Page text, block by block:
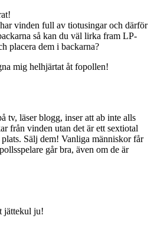
vinden full av tiotusingar och därför
så kan du väl lirka fram LP-
placera dem i backarna?
mig helhjärtat åt fopollen!
tv, läser blogg, inser att ab inte alls
från vinden utan det är ett sextiotal
Sälj dem! Vanliga människor får
går bra, även om de är
jättekul ju!